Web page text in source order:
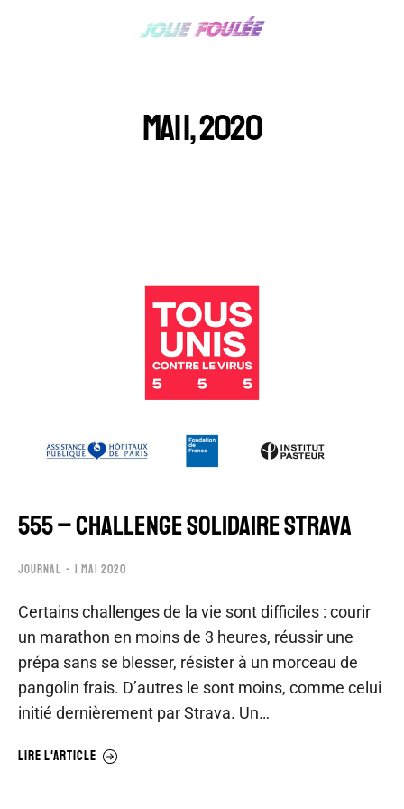
MAI 1, 2020
555 – CHALLENGE SOLIDAIRE STRAVA
JOURNAL 1 MAI 2020
Certains challenges de la vie sont difficiles : courir
un marathon en moins de 3 heures, réussir une
prépa sans se blesser, résister à un morceau de
pangolin frais. D’autres le sont moins, comme celui
initié dernièrement par Strava. Un…
LIRE L'ARTICLE